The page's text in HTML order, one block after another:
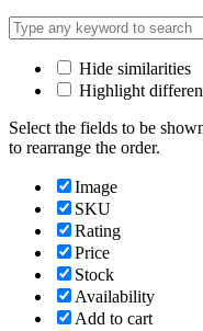
Hide similarities
Highlight
Select the fields to be
to rearrange the order.
Image
SKU
Rating
Price
Stock
Availability
Add to cart